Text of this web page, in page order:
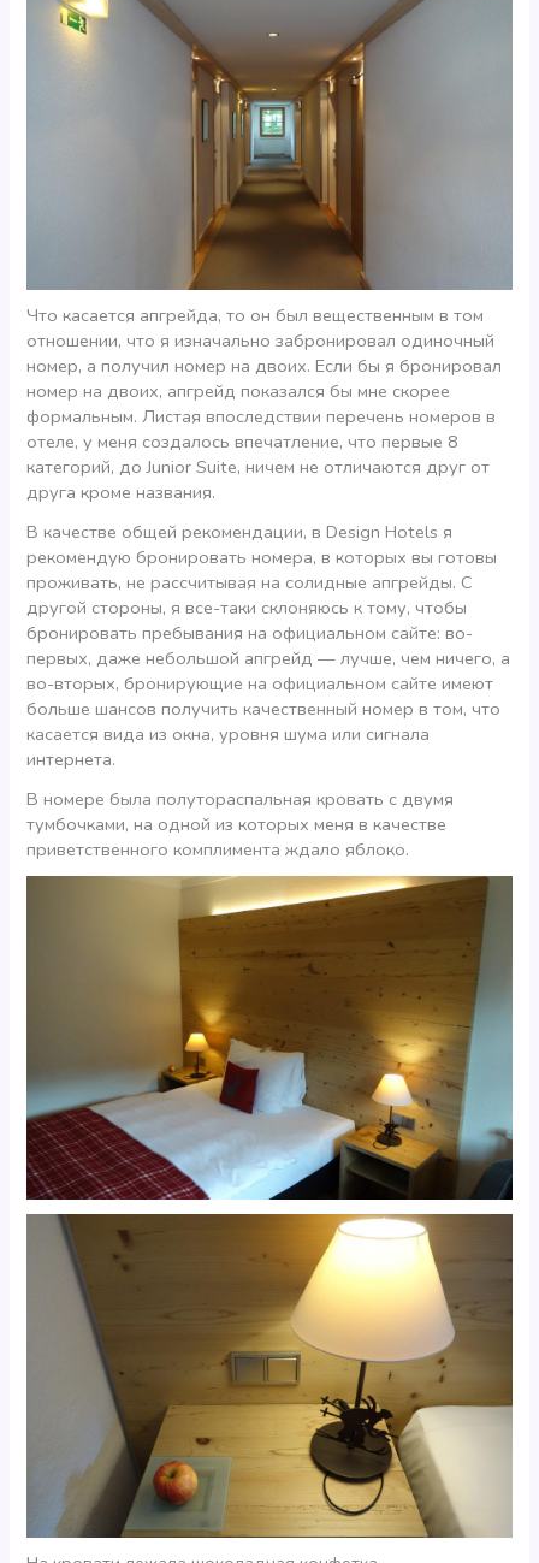
Что касается апгрейда, то он был вещественным в том
отношении, что я изначально забронировал одиночный
номер, а получил номер на двоих. Если бы я бронировал
номер на двоих, апгрейд показался бы мне скорее
формальным. Листая впоследствии перечень номеров в
отеле, у меня создалось впечатление, что первые 8
категорий, до Junior Suite, ничем не отличаются друг от
друга кроме названия.
В качестве общей рекомендации, в Design Hotels я
рекомендую бронировать номера, в которых вы готовы
проживать, не рассчитывая на солидные апгрейды. С
другой стороны, я все-таки склоняюсь к тому, чтобы
бронировать пребывания на официальном сайте: во-
первых, даже небольшой апгрейд — лучше, чем ничего, а
во-вторых, бронирующие на официальном сайте имеют
больше шансов получить качественный номер в том, что
касается вида из окна, уровня шума или сигнала
интернета.
В номере была полутораспальная кровать с двумя
тумбочками, на одной из которых меня в качестве
приветственного комплимента ждало яблоко.